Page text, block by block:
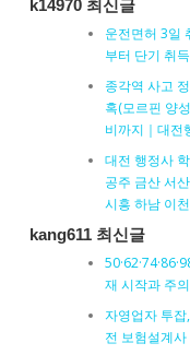
k14970 최신글
운전면허 3일
부터 단기 취
종각역 사고
혹(모르핀 양
비까지｜대전
대전 행정사
공주 금산 서
시흥 하남 이
kang611 최신글
재 시작과 주
자영업자 투
전 보험설계